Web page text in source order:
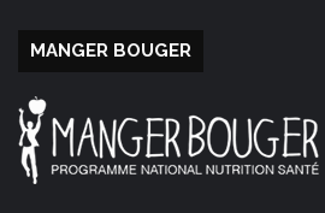
MANGER BOUGER